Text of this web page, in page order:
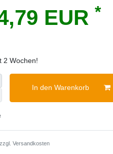
EUR *
2 Wochen!
In den Warenkorb
Versandkosten